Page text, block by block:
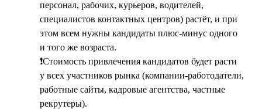
персонал, рабочих, курьеров, водителей,
специалистов контактных центров) растёт, и при
этом всем нужны кандидаты плюс-минус одного
и того же возраста.
❗Стоимость привлечения кандидатов будет расти
у всех участников рынка (компании-работодатели,
работные сайты, кадровые агентства, частные
рекрутеры).